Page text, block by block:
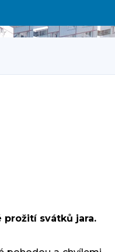
prožití svátků jara.